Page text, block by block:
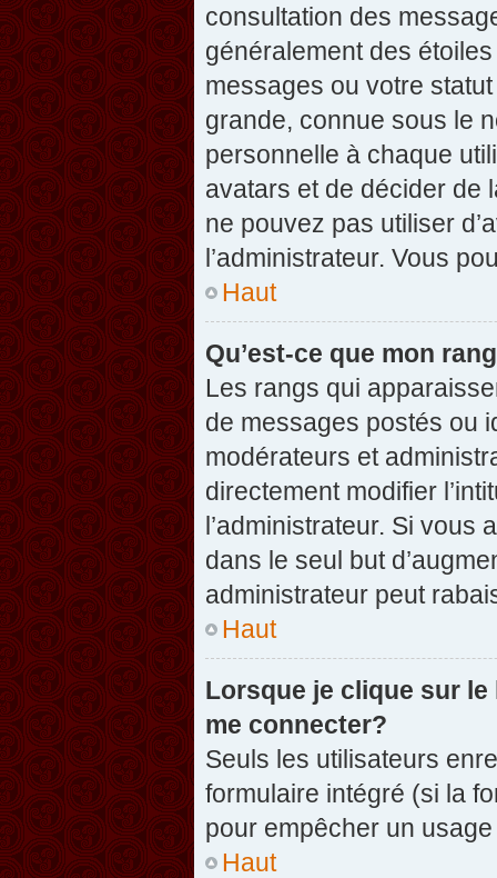
consultation des
généralement des
messages ou votre
grande, connue sous le
personnelle à chaque
avatars et de décider de
ne pouvez pas utiliser
l’administrateur. Vous
Haut
Qu’est-ce que mon
Les rangs qui
de messages postés ou
modérateurs et
directement modifier
l’administrateur. Si vous
dans le seul but
administrateur peut
Haut
Lorsque je clique sur
me connecter?
Seuls les utilisateurs
formulaire intégré (si la
pour empêcher un
Haut